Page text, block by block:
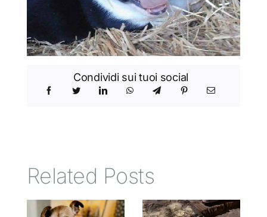
Condividi sui tuoi social
Related Posts